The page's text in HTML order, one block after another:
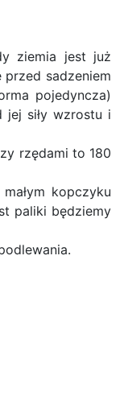
ziemia jest już
sadzeniem
pojedyncza)
siły wzrostu i
rzędami to 180
kopczyku
paliki będziemy